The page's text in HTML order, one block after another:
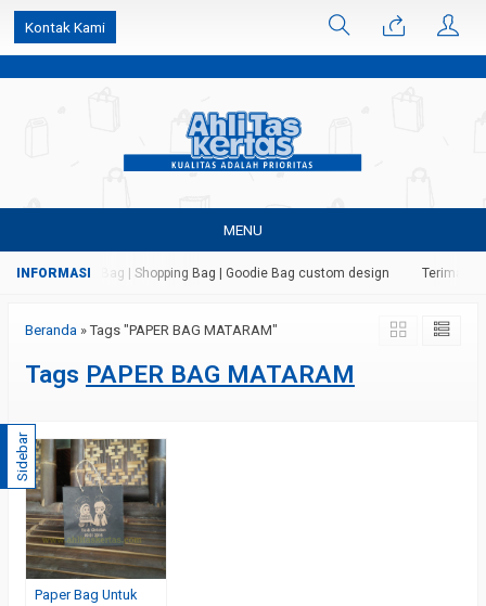
k6Ghe9jF9rmtx91MrSV7BIpW27id0SMW1kLEoe8rM2U
Kontak Kami
MENU
Kertas | Paper Bag | Shopping Bag | Goodie Bag custom design Terima
Beranda » Tags "PAPER BAG MATARAM"
Tags PAPER BAG MATARAM
Paper Bag Untuk
Sidebar